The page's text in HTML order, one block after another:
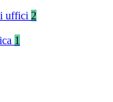
uffici 2
1